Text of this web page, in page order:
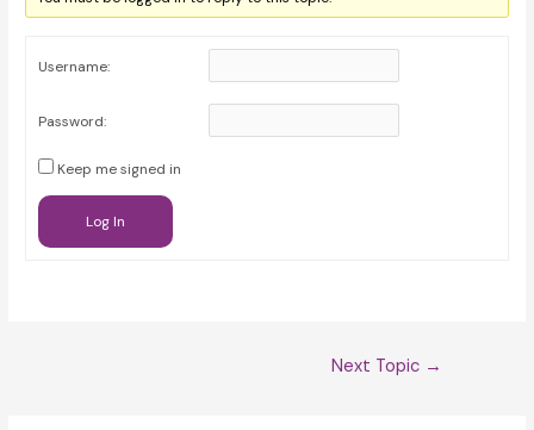
Username:
Password:
Keep me signed in
Log In
Next Topic →